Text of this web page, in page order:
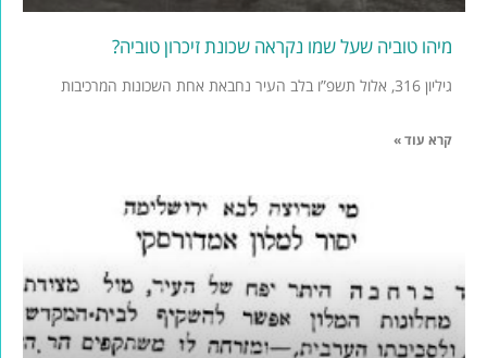
מיהו טוביה שעל שמו נקראה שכונת זיכרון טוביה?
גיליון 316, אלול תשפ”ו בלב העיר נחבאת אחת השכונות המרכיבות
קרא עוד »